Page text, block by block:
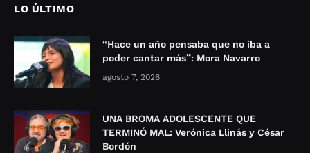
LO ÚLTIMO
“Hace un año pensaba que no iba a
poder cantar más”: Mora Navarro
agosto 7, 2026
UNA BROMA ADOLESCENTE QUE
TERMINÓ MAL: Verónica Llinás y César
Bordón